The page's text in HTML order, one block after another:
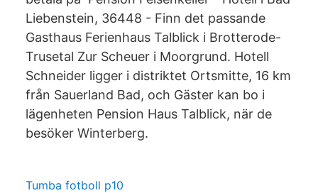
Liebenstein, 36448 - Finn det passande
Gasthaus Ferienhaus Talblick i Brotterode-
Trusetal Zur Scheuer i Moorgrund. Hotell
Schneider ligger i distriktet Ortsmitte, 16 km
från Sauerland Bad, och Gäster kan bo i
lägenheten Pension Haus Talblick, när de
besöker Winterberg.
Tumba fotboll p10